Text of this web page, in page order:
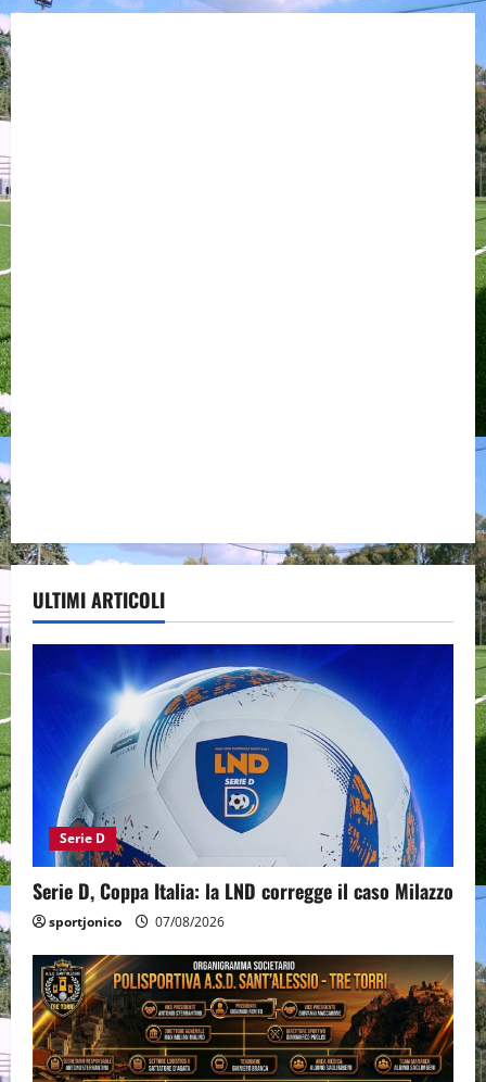
ULTIMI ARTICOLI
Serie D
Serie D, Coppa Italia: la LND corregge il caso Milazzo
sportjonico 07/08/2026